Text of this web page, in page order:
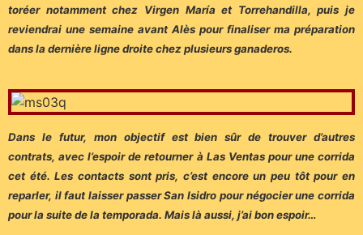
toréer notamment chez Virgen María et Torrehandilla, puis je
reviendrai une semaine avant Alès pour finaliser ma préparation
dans la dernière ligne droite chez plusieurs ganaderos.
Dans le futur, mon objectif est bien sûr de trouver d’autres
contrats, avec l’espoir de retourner à Las Ventas pour une corrida
cet été. Les contacts sont pris, c’est encore un peu tôt pour en
reparler, il faut laisser passer San Isidro pour négocier une corrida
pour la suite de la temporada. Mais là aussi, j’ai bon espoir…